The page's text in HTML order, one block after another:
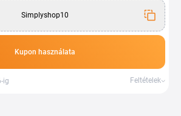
és vásároljon kedvezőbb
Simplyshop10
Kupon használata
ig Feltételek